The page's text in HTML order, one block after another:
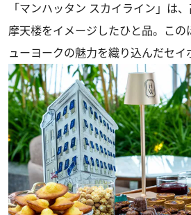
「マンハッタン スカイライン」は
摩天楼をイメージしたひと品。この
ューヨークの魅力を織り込んだセイ